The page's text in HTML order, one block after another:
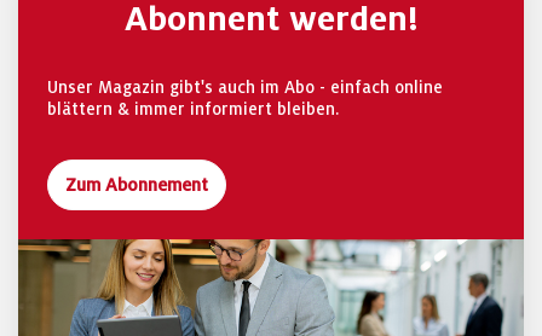
Abonnent werden!
Unser Magazin gibt's auch im Abo - einfach online
blättern & immer informiert bleiben.
Zum Abonnement